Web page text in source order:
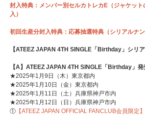
封入特典：メンバー別セルカトレカE（ジャケッ
入）
初回生産分封入特典：応募抽選特典（シリアルナン
【ATEEZ JAPAN 4TH SINGLE「Birthday」シリ
【A】ATEEZ JAPAN 4TH SINGLE「Birthday」
★2025年1月9日（木）東京都内
★2025年1月10日（金）東京都内
★2025年1月11日（土）兵庫県神戸市内
★2025年1月12日（日）兵庫県神戸市内
① 【ATEEZ JAPAN OFFICIAL FANCLUB会員限定】